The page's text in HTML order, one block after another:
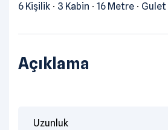
6 Kişilik 3 Kabin 16 Metre Gulet
Açıklama
Uzunluk